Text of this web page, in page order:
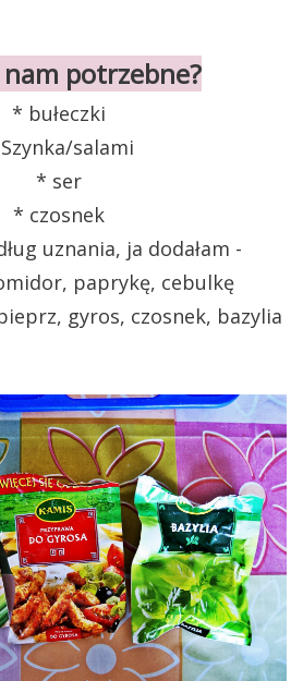
potrzebne?
* bułeczki
salami
* ser
* czosnek
uznania, ja dodałam -
paprykę, cebulkę
gyros, czosnek, bazylia